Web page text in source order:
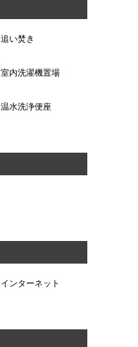
追い焚き
室内洗濯機置場
温水洗浄便座
インターネット